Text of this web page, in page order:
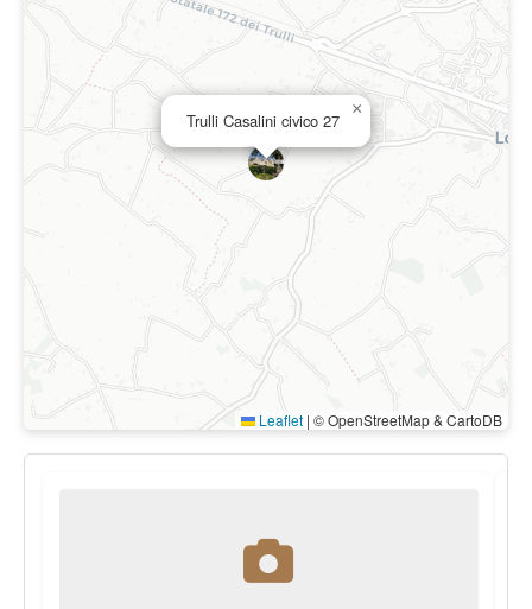
Trulli Casalini civico 27
×
Leaflet | © OpenStreetMap & CartoDB